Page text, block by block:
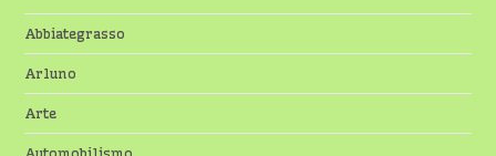
Abbiategrasso
Arluno
Arte
Automobilismo